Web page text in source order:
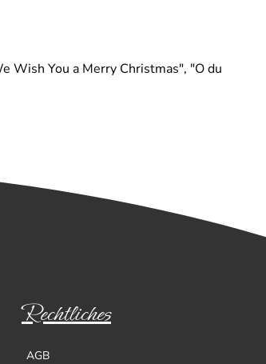
Wish You a Merry Christmas", "O du
Rechtliches
AGB